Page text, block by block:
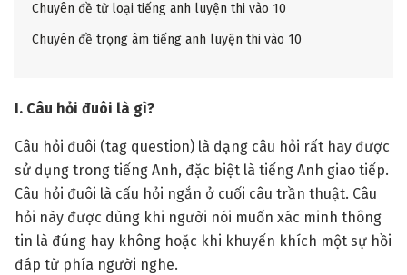
Chuyên đề từ loại tiếng anh luyện thi vào 10
Chuyên đề trọng âm tiếng anh luyện thi vào 10
I. Câu hỏi đuôi là gì?
Câu hỏi đuôi (tag question) là dạng câu hỏi rất hay được
sử dụng trong tiếng Anh, đặc biệt là tiếng Anh giao tiếp.
Câu hỏi đuôi là cấu hỏi ngắn ở cuối câu trần thuật. Câu
hỏi này được dùng khi người nói muốn xác minh thông
tin là đúng hay không hoặc khi khuyến khích một sự hồi
đáp từ phía người nghe.